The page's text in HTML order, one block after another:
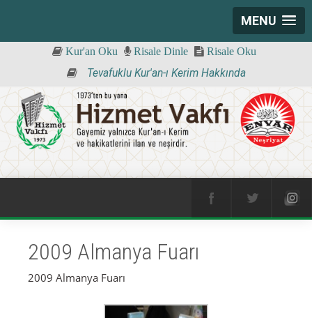
MENU
Kur'an Oku Risale Dinle Risale Oku
Tevafuklu Kur'an-ı Kerim Hakkında
2009 Almanya Fuarı
2009 Almanya Fuarı